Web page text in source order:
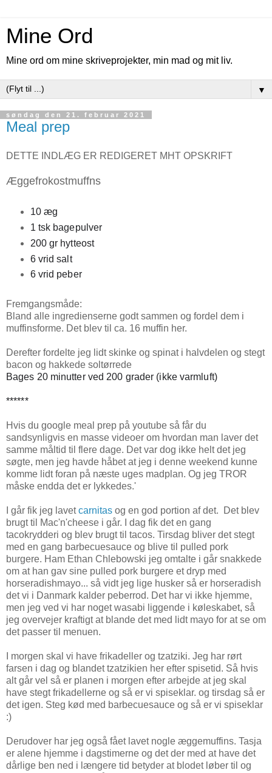
Mine Ord
Mine ord om mine skriveprojekter, min mad og mit liv.
▼
søndag den 21. februar 2021
Meal prep
DETTE INDLÆG ER REDIGERET MHT OPSKRIFT
Æggefrokostmuffns
10 æg
1 tsk bagepulver
200 gr hytteost
6 vrid salt
6 vrid peber
Fremgangsmåde:
Bland alle ingredienserne godt sammen og fordel dem i
muffinsforme. Det blev til ca. 16 muffin her.
Derefter fordelte jeg lidt skinke og spinat i halvdelen og stegt
bacon og hakkede soltørrede
Bages 20 minutter ved 200 grader (ikke varmluft)
******
Hvis du google meal prep på youtube så får du
sandsynligvis en masse videoer om hvordan man laver det
samme måltid til flere dage. Det var dog ikke helt det jeg
søgte, men jeg havde håbet at jeg i denne weekend kunne
komme lidt foran på næste uges madplan. Og jeg TROR
måske endda det er lykkedes.'
I går fik jeg lavetcarnitas og en god portion af det. Det blev
brugt til Mac'n'cheese i går. I dag fik det en gang
tacokrydderi og blev brugt til tacos. Tirsdag bliver det stegt
med en gang barbecuesauce og blive til pulled pork
burgere. Ham Ethan Chlebowski jeg omtalte i går snakkede
om at han gav sine pulled pork burgere et dryp med
horseradishmayo... så vidt jeg lige husker så er horseradish
det vi i Danmark kalder peberrod. Det har vi ikke hjemme,
men jeg ved vi har noget wasabi liggende i køleskabet, så
jeg overvejer kraftigt at blande det med lidt mayo for at se om
det passer til menuen.
I morgen skal vi have frikadeller og tzatziki. Jeg har rørt
farsen i dag og blandet tzatzikien her efter spisetid. Så hvis
alt går vel så er planen i morgen efter arbejde at jeg skal
have stegt frikadellerne og så er vi spiseklar. og tirsdag så er
det igen. Steg kød med barbecuesauce og så er vi spiseklar
:)
Derudover har jeg også fået lavet nogle æggemuffins. Tasja
er alene hjemme i dagstimerne og det der med at have det
dårlige ben ned i længere tid betyder at blodet løber til og